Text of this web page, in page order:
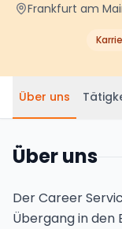
Frankfurt am
Über uns
Über uns
Der Career
Übergang in den